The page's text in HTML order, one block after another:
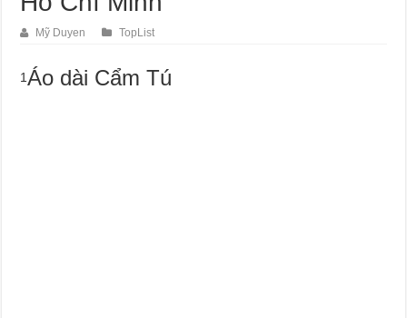
Mỹ Duyen TopList
1 Áo dài Cẩm Tú